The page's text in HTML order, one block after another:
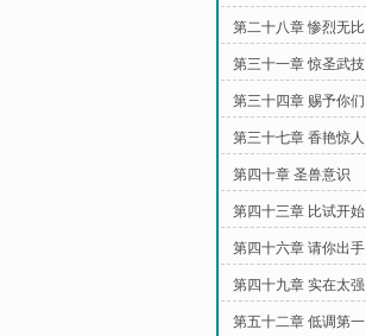
第二十八章 惨烈无比
第三十一章 惊圣武技
第三十四章 赐予你们
第三十七章 香艳惊人
第四十章 圣兽意识
第四十三章 比试开始
第四十六章 请你出手
第四十九章 实在太强
第五十二章 低调第一